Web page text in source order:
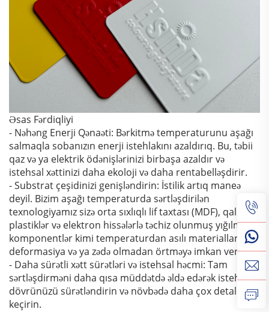
Əsas Fərdiqliyi
- Nəhəng Enerji Qənaəti: Bərkitmə temperaturunu aşağı
salmaqla sobanızın enerji istehlakını azaldırıq. Bu, təbii
qaz və ya elektrik ödənişlərinizi birbaşa azaldır və
istehsal xəttinizi daha ekoloji və daha rentabelləşdirir.
- Substrat çeşidinizi genişləndirin: İstilik artıq maneə
deyil. Bizim aşağı temperaturda sərtləşdirilən
texnologiyamız sizə orta sıxlıqlı lif taxtası (MDF), qalın
plastiklər və elektron hissələrlə təchiz olunmuş yığılmış
komponentlər kimi temperaturdan asılı materialları
deformasiya və ya zədə olmadan örtməyə imkan verir.
- Daha sürətli xətt sürətləri və istehsal həcmi: Tam
sərtləşdirməni daha qısa müddətdə əldə edərək istehsal
dövrünüzü sürətləndirin və növbədə daha çox detaldan
keçirin.